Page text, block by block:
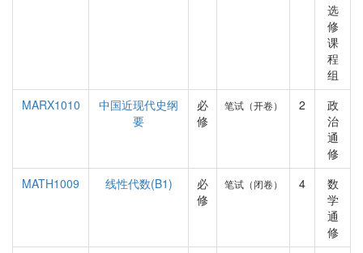
选
修
课
程
组
MARX1010
中国近现代史纲
要
必
修
笔试（开卷） 2
政
治
通
修
MATH1009
线性代数(B1)
必
修
笔试（闭卷） 4
数
学
通
修